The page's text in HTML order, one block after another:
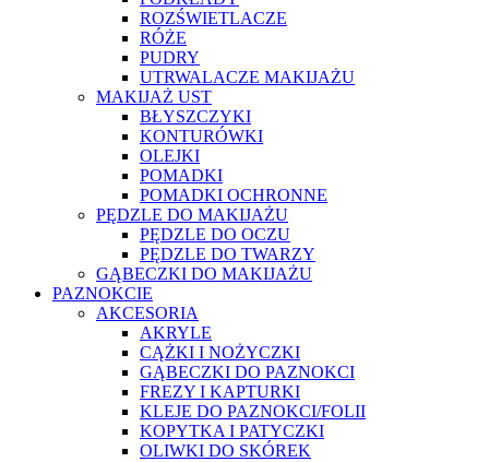
ROZŚWIETLACZE
RÓŻE
PUDRY
UTRWALACZE MAKIJAŻU
MAKIJAŻ UST
BŁYSZCZYKI
KONTURÓWKI
OLEJKI
POMADKI
POMADKI OCHRONNE
PĘDZLE DO MAKIJAŻU
PĘDZLE DO OCZU
PĘDZLE DO TWARZY
GĄBECZKI DO MAKIJAŻU
PAZNOKCIE
AKCESORIA
AKRYLE
CĄŻKI I NOŻYCZKI
GĄBECZKI DO PAZNOKCI
FREZY I KAPTURKI
KLEJE DO PAZNOKCI/FOLII
KOPYTKA I PATYCZKI
OLIWKI DO SKÓREK